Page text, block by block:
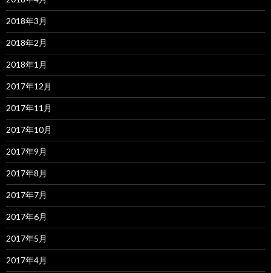
2018年3月
2018年2月
2018年1月
2017年12月
2017年11月
2017年10月
2017年9月
2017年8月
2017年7月
2017年6月
2017年5月
2017年4月